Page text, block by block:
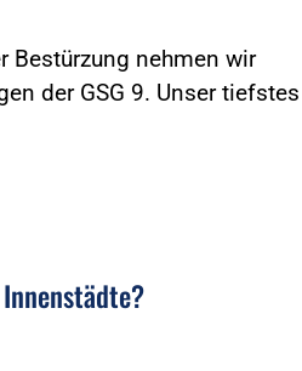
Bestürzung nehmen wir
der GSG 9. Unser tiefstes